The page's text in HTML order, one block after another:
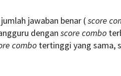
jawaban benar (score
denganscore combo
combo tertinggi yang sama,